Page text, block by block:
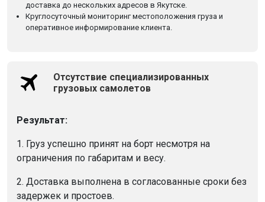
доставка до нескольких адресов в Якутске.
Круглосуточный мониторинг местоположения груза и
оперативное информирование клиента.
Отсутствие специализированных
грузовых самолетов
Результат:
1. Груз успешно принят на борт несмотря на
ограничения по габаритам и весу.
2. Доставка выполнена в согласованные сроки без
задержек и простоев.